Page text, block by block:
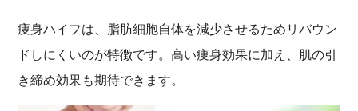
痩身ハイフは、脂肪細胞自体を減少させるためリバウン
ドしにくいのが特徴です。高い痩身効果に加え、肌の引
き締め効果も期待できます。